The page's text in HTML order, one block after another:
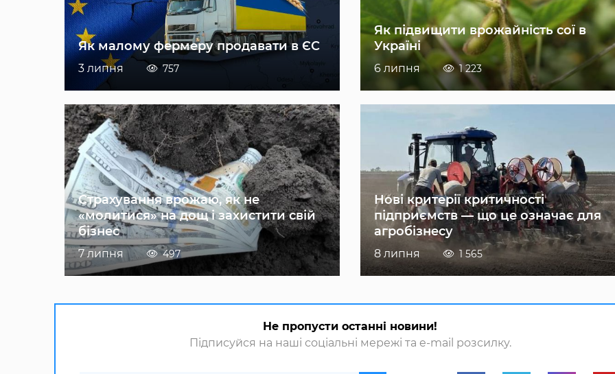
Як малому фермеру продавати в ЄС
3 липня 757
Як підвищити врожайність сої в
Україні
6 липня 1 223
Страхування врожаю, як не
«молитися» на дощ і захистити свій
бізнес
7 липня 497
Нові критерії критичності
підприємств — що це означає для
агробізнесу
8 липня 1 565
Не пропусти останні новини!
Підписуйся на наші соціальні мережі та e-mail розсилку.